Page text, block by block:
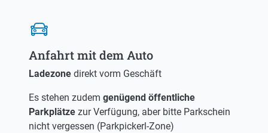
Anfahrt mit dem Auto
Ladezone direkt vorm Geschäft
Es stehen zudem genügend öffentliche
Parkplätze zur Verfügung, aber bitte Parkschein
nicht vergessen (Parkpickerl-Zone)